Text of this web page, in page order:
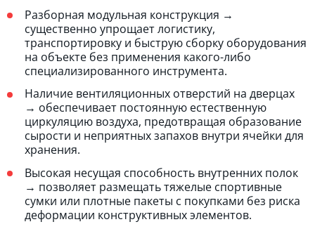
Разборная модульная конструкция →
существенно упрощает логистику,
транспортировку и быструю сборку оборудования
на объекте без применения какого-либо
специализированного инструмента.
Наличие вентиляционных отверстий на дверцах
→ обеспечивает постоянную естественную
циркуляцию воздуха, предотвращая образование
сырости и неприятных запахов внутри ячейки для
хранения.
Высокая несущая способность внутренних полок
→ позволяет размещать тяжелые спортивные
сумки или плотные пакеты с покупками без риска
деформации конструктивных элементов.